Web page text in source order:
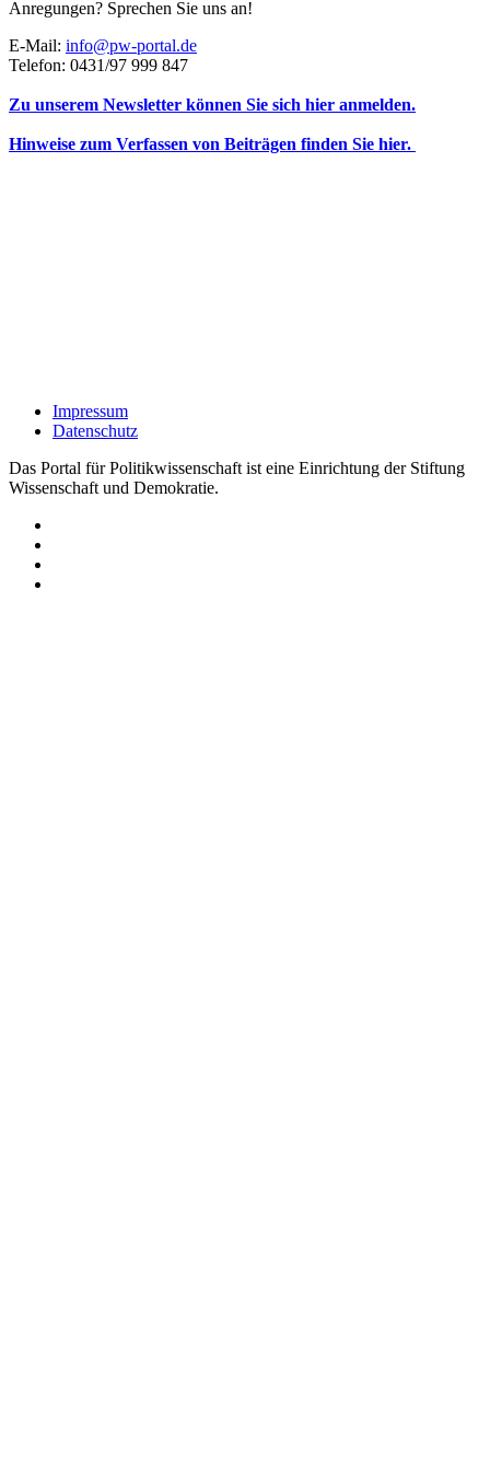
Anregungen? Sprechen Sie uns an!
E-Mail: info@pw-portal.de
Telefon: 0431/97 999 847
Zu unserem Newsletter können Sie sich hier anmelden.
Hinweise zum Verfassen von Beiträgen finden Sie hier.
Impressum
Datenschutz
Das Portal für Politikwissenschaft ist eine Einrichtung der Stiftung
Wissenschaft und Demokratie.